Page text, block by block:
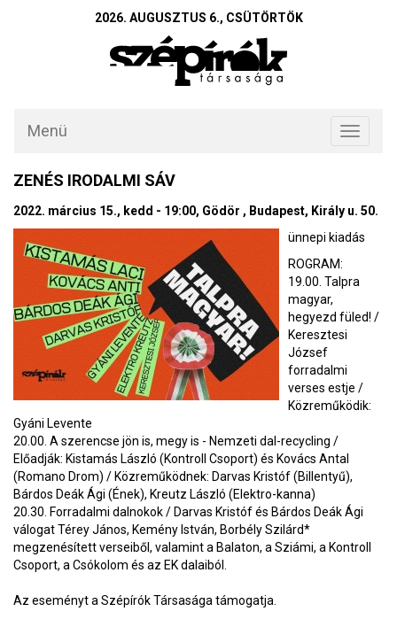
2026. AUGUSZTUS 6., CSÜTÖRTÖK
Toggle
Menü
ZENÉS IRODALMI SÁV
2022. március 15., kedd - 19:00, Gödör , Budapest, Király u. 50.
ünnepi kiadás
ROGRAM:
19.00. Talpra
magyar,
hegyezd füled! /
Keresztesi
József
forradalmi
verses estje /
Közreműködik:
Gyáni Levente
20.00. A szerencse jön is, megy is - Nemzeti dal-recycling /
Előadják: Kistamás László (Kontroll Csoport) és Kovács Antal
(Romano Drom) / Közreműködnek: Darvas Kristóf (Billentyű),
Bárdos Deák Ági (Ének), Kreutz László (Elektro-kanna)
20.30. Forradalmi dalnokok / Darvas Kristóf és Bárdos Deák Ági
válogat Térey János, Kemény István, Borbély Szilárd*
megzenésített verseiből, valamint a Balaton, a Sziámi, a Kontroll
Csoport, a Csókolom és az EK dalaiból.
Az eseményt a Szépírók Társasága támogatja.